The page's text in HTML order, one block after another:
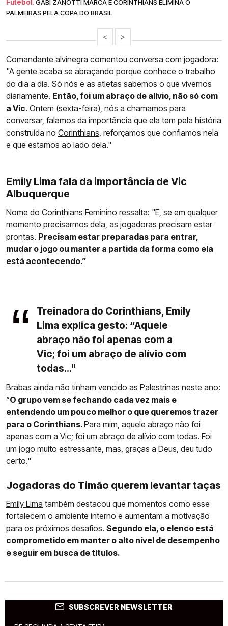
GABI ZANOTTI MARCA E CORINTHIANS ELIMINA O
PALMEIRAS PELA COPA DO BRASIL
< >
Comandante alvinegra comentou conversa com jogadora:
"A gente acaba se abraçando porque conhece o trabalho
do dia a dia. Só nós e as atletas sabemos o que vivemos
diariamente. Então, foi um abraço de alívio, não só com
a Vic. Ontem (sexta-feira), nós a chamamos para
conversar, falamos da importância que ela tem pela história
construída no Corinthians , reforçamos que confiamos nela
e que estamos ao lado dela."
Emily Lima fala da importância de Vic
Albuquerque
Nome do Corinthians Feminino ressalta: "E, se em qualquer
momento precisarmos dela, as jogadoras precisam estar
prontas. Precisam estar preparadas para entrar,
mudar o jogo ou manter a partida da forma como ela
está acontecendo.”
Treinadora do Corinthians, Emily
Lima explica gesto: “Aquele
abraço não foi apenas com a
Vic; foi um abraço de alívio com
todas..."
Brabas ainda não tinham vencido as Palestrinas neste ano:
“O grupo vem se fechando cada vez mais e
entendendo um pouco melhor o que queremos trazer
para o Corinthians.Para mim, aquele abraço não foi
apenas com a Vic; foi um abraço de alívio com todas. Foi
um jogo muito estressante, mas, graças a Deus, deu tudo
certo."
Jogadoras do Timão querem levantar taças
Emily Lima também destacou que momentos como esse
fortalecem o ambiente interno e aumentam a motivação
para os próximos desafios. Segundo ela, o elenco está
comprometido em manter o alto nível de desempenho
e seguir em busca de títulos.
SUBSCREVER NEWSLETTER